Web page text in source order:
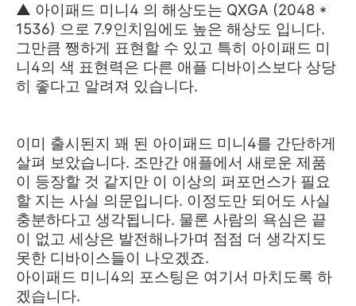
▲ 아이패드 미니4 의 해상도는 QXGA (2048 *
1536) 으로 7.9인치임에도 높은 해상도 입니다.
그만큼 쨍하게 표현할 수 있고 특히 아이패드 미
니4의 색 표현력은 다른 애플 디바이스보다 상당
히 좋다고 알려져 있습니다.
이미 출시된지 꽤 된 아이패드 미니4를 간단하게
살펴 보았습니다. 조만간 애플에서 새로운 제품
이 등장할 것 같지만 이 이상의 퍼포먼스가 필요
할 지는 사실 의문입니다. 이정도만 되어도 사실
충분하다고 생각됩니다. 물론 사람의 욕심은 끝
이 없고 세상은 발전해나가며 점점 더 생각지도
못한 디바이스들이 나오겠죠.
아이패드 미니4의 포스팅은 여기서 마치도록 하
겠습니다.